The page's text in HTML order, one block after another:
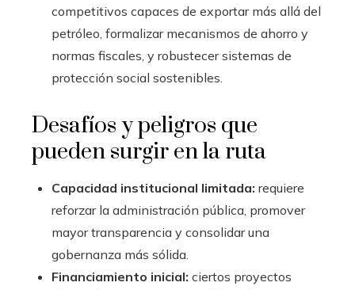
competitivos capaces de exportar más allá del
petróleo, formalizar mecanismos de ahorro y
normas fiscales, y robustecer sistemas de
protección social sostenibles.
Desafíos y peligros que
pueden surgir en la ruta
Capacidad institucional limitada: requiere
reforzar la administración pública, promover
mayor transparencia y consolidar una
gobernanza más sólida.
Financiamiento inicial: ciertos proyectos